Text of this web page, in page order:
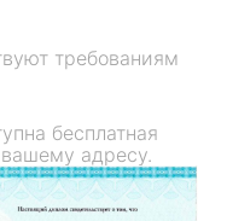
требованиям
бесплатная
вашему адресу.